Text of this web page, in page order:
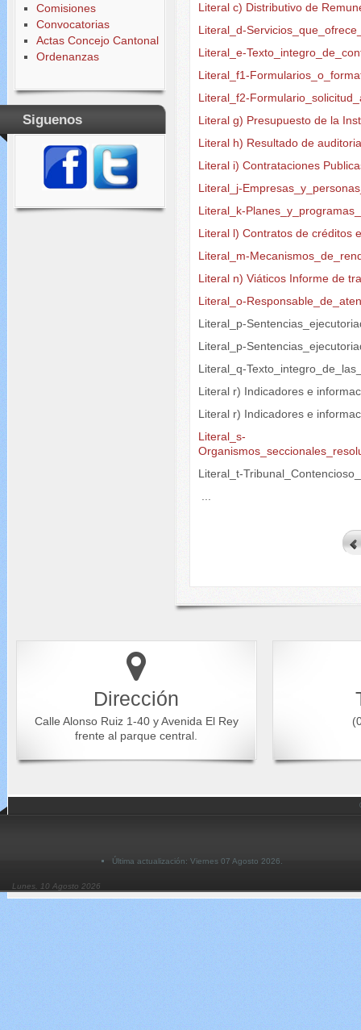
Comisiones
Convocatorias
Actas Concejo Cantonal
Ordenanzas
Siguenos
Literal c) Distributivo de
Literal_d-
Literal_e-
Literal_f1-
Literal_f2-
Literal g) Presupuesto de la
Literal h) Resultado de
Literal i) Contrataciones
Literal_j-
Literal_k-
Literal l) Contratos de créditos
Literal_m-
Literal n) Viáticos Informe de
Literal_o-
Literal_p-
Literal_p-
Literal_q-
Literal r) Indicadores e
Literal r) Indicadores e
Literal_s-
Literal_t-
Dirección
Calle Alonso Ruiz 1-40 y Avenida El Rey
frente al parque central.
Última actualización: Viernes 07 Agosto 2026.
Lunes, 10 Agosto 2026